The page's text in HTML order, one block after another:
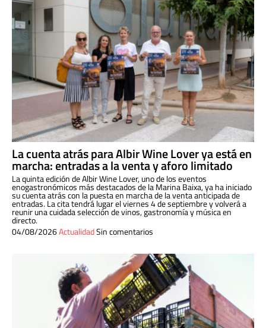
La cuenta atrás para Albir Wine Lover ya está en
marcha: entradas a la venta y aforo limitado
La quinta edición de Albir Wine Lover, uno de los eventos
enogastronómicos más destacados de la Marina Baixa, ya ha iniciado
su cuenta atrás con la puesta en marcha de la venta anticipada de
entradas. La cita tendrá lugar el viernes 4 de septiembre y volverá a
reunir una cuidada selección de vinos, gastronomía y música en
directo.
04/08/2026ActualidadSin comentarios